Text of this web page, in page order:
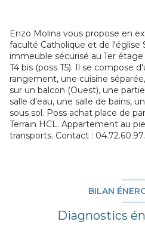
Enzo Molina vous propose en
faculté Catholique et de l'église
immeuble sécurisé au 1er
T4 bis (poss T5). Il se compose
rangement, une cuisine
sur un balcon (Ouest), une
salle d'eau, une salle de bains,
sous sol. Poss achat place de
Terrain HCL. Appartement au
transports. Contact :
BILAN
Diagnostics